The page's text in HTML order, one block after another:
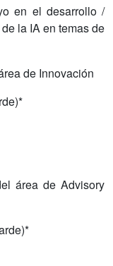
en el desarrollo /
la IA en temas de
de Innovación
área de Advisory